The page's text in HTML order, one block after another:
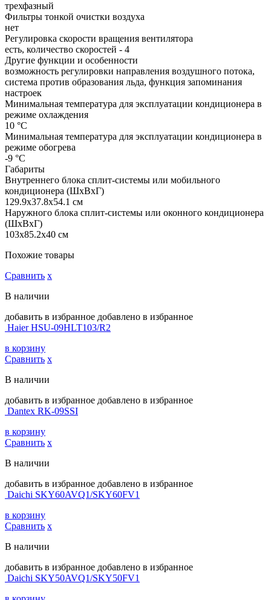
трехфазный
Фильтры тонкой очистки воздуха
нет
Регулировка скорости вращения вентилятора
есть, количество скоростей - 4
Другие функции и особенности
возможность регулировки направления воздушного потока,
система против образования льда, функция запоминания
настроек
Минимальная температура для эксплуатации кондиционера в
режиме охлаждения
10 °С
Минимальная температура для эксплуатации кондиционера в
режиме обогрева
-9 °С
Габариты
Внутреннего блока сплит-системы или мобильного
кондиционера (ШxВxГ)
129.9x37.8x54.1 см
Наружного блока сплит-системы или оконного кондиционера
(ШxВxГ)
103x85.2x40 см
Похожие товары
Сравнить х
В наличии
добавить в избранное добавлено в избранное
Haier HSU-09HLT103/R2
в корзину
Сравнить х
В наличии
добавить в избранное добавлено в избранное
Dantex RK-09SSI
в корзину
Сравнить х
В наличии
добавить в избранное добавлено в избранное
Daichi SKY60AVQ1/SKY60FV1
в корзину
Сравнить х
В наличии
добавить в избранное добавлено в избранное
Daichi SKY50AVQ1/SKY50FV1